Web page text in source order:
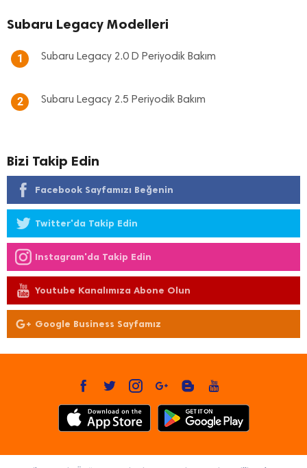
Subaru Legacy Modelleri
1 Subaru Legacy 2.0 D Periyodik Bakım
2 Subaru Legacy 2.5 Periyodik Bakım
Bizi Takip Edin
Facebook Sayfamızı Beğenin
Twitter'da Takip Edin
Instagram'da Takip Edin
Youtube Kanalımıza Abone Olun
Google Business Sayfamız